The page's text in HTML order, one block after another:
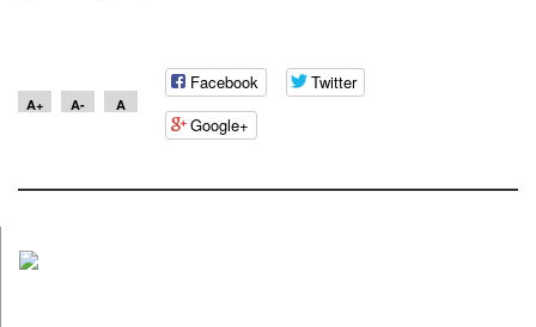
A+ A- A
Facebook
Twitter
Google+